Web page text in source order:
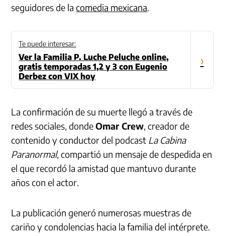
seguidores de lacomedia mexicana.
Te puede interesar:
Ver la Familia P. Luche Peluche online,
gratis temporadas 1,2 y 3 con Eugenio
Derbez con VIX hoy
›
La confirmación de su muerte llegó a través de
redes sociales, dondeOmar Crew, creador de
contenido y conductor del podcast La Cabina
Paranormal, compartió un mensaje de despedida en
el que recordó la amistad que mantuvo durante
años con el actor.
La publicación generó numerosas muestras de
cariño y condolencias hacia la familia del intérprete.